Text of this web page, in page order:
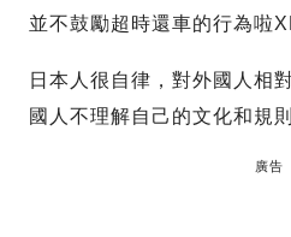
並不鼓勵超時還車的行為啦
日本人很自律，對外國人相
國人不理解自己的文化和規則
廣告